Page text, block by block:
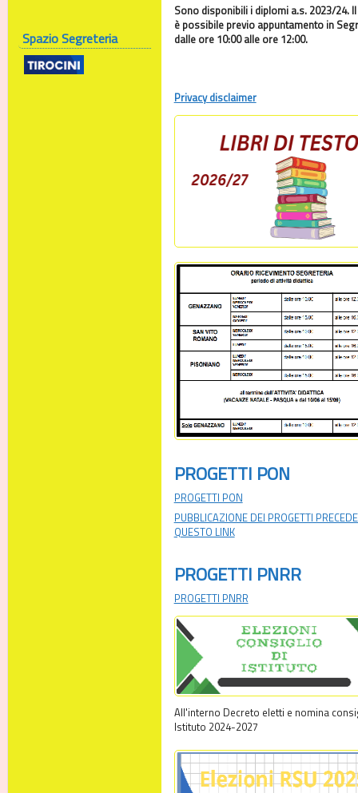
Spazio Segreteria
Sono disponibili i diplomi a.s. 2023/24.
è possibile previo appuntamento in
dalle ore 10:00 alle ore 12:00.
Privacy disclaimer
PROGETTI PON
PROGETTI PON
PUBBLICAZIONE DEI PROGETTI
QUESTO LINK
PROGETTI PNRR
PROGETTI PNRR
All'interno Decreto eletti e nomina
Istituto 2024-2027